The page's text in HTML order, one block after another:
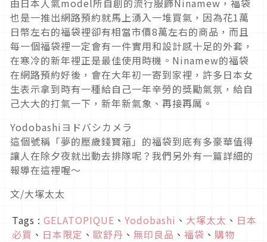
由日本人氣model所自創的流行服飾Ninamew，福袋
也是一推出網路預約就馬上湧入一堆買氣，因為花1萬
日幣左右的福袋裡卻有相當市價8萬左右的商品，而且
每一個福袋裡一定會有一件實用和設計感十足的外套，
在寒冷的新年裡正是最佳使用時機。Ninamew的福袋
在網路預約好後，會在大年初一寄到家裡，許多日本女
生表示拿到時有一種給自己一年辛勞的獎勵氣氛，給自
己大大的打氣一下，新年新氣象、再接再厲。
Yodobashiヨドバシカメラ
這個號稱「夢的壓歲錢寶箱」的福袋到底有多豪華值得
讓人在除夕夜就出動去排隊呢？我們另外有一篇詳細的
報導在這裡喔～
文/大塚太太
Tags : GELATOPIQUE 、 Yodobashi 、 大塚太太 、 日本
必買 、 日本限定 、 歐舒丹 、 無印良品 、 福袋 、 購物